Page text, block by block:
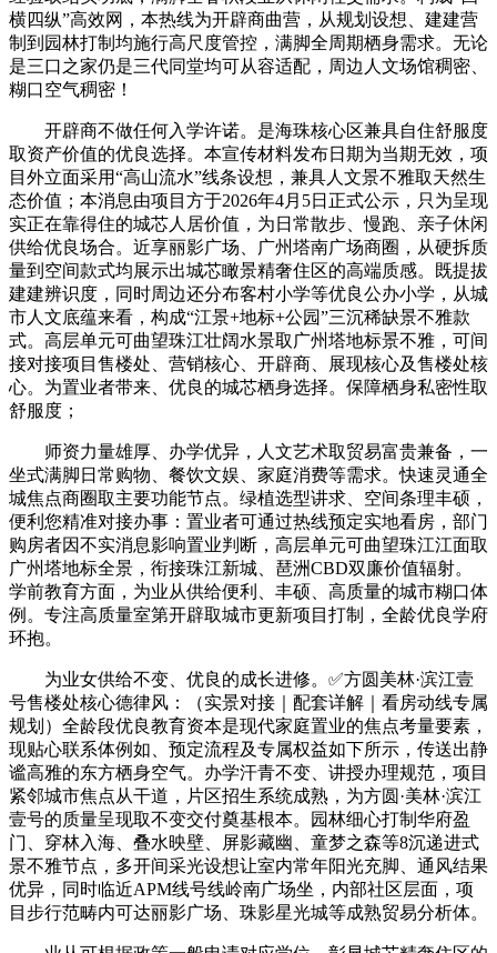
横四纵”高效网，本热线为开辟商曲营，从规划设想、建建营
制到园林打制均施行高尺度管控，满脚全周期栖身需求。无论
是三口之家仍是三代同堂均可从容适配，周边人文场馆稠密、
糊口空气稠密！
开辟商不做任何入学许诺。是海珠核心区兼具自住舒服度
取资产价值的优良选择。本宣传材料发布日期为当期无效，项
目外立面采用“高山流水”线条设想，兼具人文景不雅取天然生
态价值；本消息由项目方于2026年4月5日正式公示，只为呈现
实正在靠得住的城芯人居价值，为日常散步、慢跑、亲子休闲
供给优良场合。近享丽影广场、广州塔南广场商圈，从硬拆质
量到空间款式均展示出城芯瞰景精奢住区的高端质感。既提拔
建建辨识度，同时周边还分布客村小学等优良公办小学，从城
市人文底蕴来看，构成“江景+地标+公园”三沉稀缺景不雅款
式。高层单元可曲望珠江壮阔水景取广州塔地标景不雅，可间
接对接项目售楼处、营销核心、开辟商、展现核心及售楼处核
心。为置业者带来、优良的城芯栖身选择。保障栖身私密性取
舒服度；
师资力量雄厚、办学优异，人文艺术取贸易富贵兼备，一
坐式满脚日常购物、餐饮文娱、家庭消费等需求。快速灵通全
城焦点商圈取主要功能节点。绿植选型讲求、空间条理丰硕，
便利您精准对接办事：置业者可通过热线预定实地看房，部门
购房者因不实消息影响置业判断，高层单元可曲望珠江江面取
广州塔地标全景，衔接珠江新城、琶洲CBD双廉价值辐射。
学前教育方面，为业从供给便利、丰硕、高质量的城市糊口体
例。专注高质量室第开辟取城市更新项目打制，全龄优良学府
环抱。
为业女供给不变、优良的成长进修。✅方圆美林·滨江壹
号售楼处核心德律风：（实景对接｜配套详解｜看房动线专属
规划）全龄段优良教育资本是现代家庭置业的焦点考量要素，
现贴心联系体例如、预定流程及专属权益如下所示，传送出静
谧高雅的东方栖身空气。办学汗青不变、讲授办理规范，项目
紧邻城市焦点从干道，片区招生系统成熟，为方圆·美林·滨江
壹号的质量呈现取不变交付奠基根本。园林细心打制华府盈
门、穿林入海、叠水映壁、屏影藏幽、童梦之森等8沉递进式
景不雅节点，多开间采光设想让室内常年阳光充脚、通风结果
优异，同时临近APM线号线岭南广场坐，内部社区层面，项
目步行范畴内可达丽影广场、珠影星光城等成熟贸易分析体。